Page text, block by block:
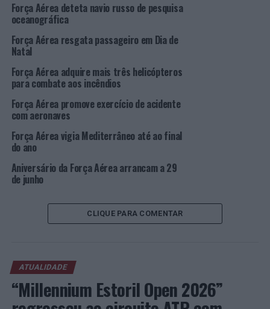
As missões estão planeadas para a zona centro e sul de
Portugal Continental, com a preocupação de diminuir o
impacto no meio ambiente e na população.
Imagem: FAP.
TÓPICOS RELACIONADOS: BEJA DESTAQUE
FORÇA AÉREA PORTUGUESA
PRÓXIMO
Festival de Sintra com itinerário musical pelos Palácios
NÃO PERCA
PSP apresenta o livro infantil “Quero ser Polícia”
Força Aérea deteta navio russo de pesquisa
oceanográfica
Força Aérea resgata passageiro em Dia de
Natal
Força Aérea adquire mais três helicópteros
para combate aos incêndios
Força Aérea promove exercício de acidente
com aeronaves
Força Aérea vigia Mediterrâneo até ao final
do ano
Aniversário da Força Aérea arrancam a 29
de junho
CLIQUE PARA COMENTAR
ATUALIDADE
“Millennium Estoril Open 2026”